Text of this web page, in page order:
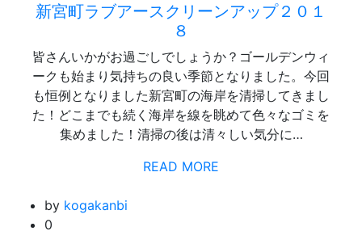
新宮町ラブアースクリーンアップ２０１
８
皆さんいかがお過ごしでしょうか？ゴールデンウィ
ークも始まり気持ちの良い季節となりました。今回
も恒例となりました新宮町の海岸を清掃してきまし
た！どこまでも続く海岸を線を眺めて色々なゴミを
集めました！清掃の後は清々しい気分に…
READ MORE
by kogakanbi
0